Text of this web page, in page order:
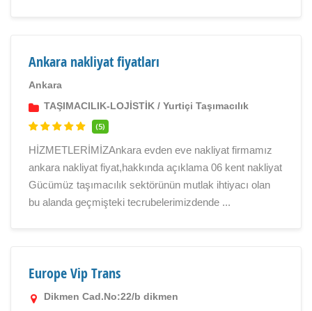
Ankara nakliyat fiyatları
Ankara
TAŞIMACILIK-LOJİSTİK / Yurtiçi Taşımacılık
(5)
HİZMETLERİMİZAnkara evden eve nakliyat firmamız
ankara nakliyat fiyat,hakkında açıklama 06 kent nakliyat
Gücümüz taşımacılık sektörünün mutlak ihtiyacı olan
bu alanda geçmişteki tecrubelerimizdende ...
Europe Vip Trans
Dikmen Cad.No:22/b dikmen